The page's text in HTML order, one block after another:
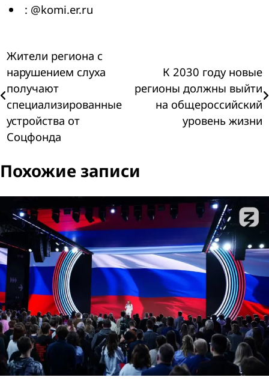
: @komi.er.ru
Навигация
по
записям
Жители региона с
нарушением слуха
получают
специализированные
устройства от
Соцфонда
К 2030 году новые
регионы должны выйти
на общероссийский
уровень жизни
Похожие записи